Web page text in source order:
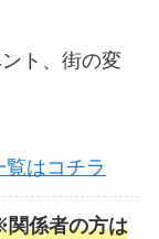
ト、街の変
はコチラ
係者の方は